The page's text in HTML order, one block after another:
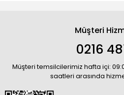
Müşteri
0216
Müşteri temsilcilerimiz hafta içi:
saatleri arasında